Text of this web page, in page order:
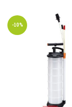
-10%